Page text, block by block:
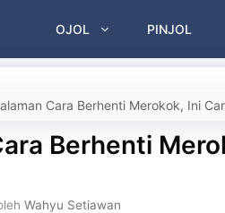
OJOL PINJOL
Cara Berhenti Merokok, Ini
Berhenti
Wahyu Setiawan